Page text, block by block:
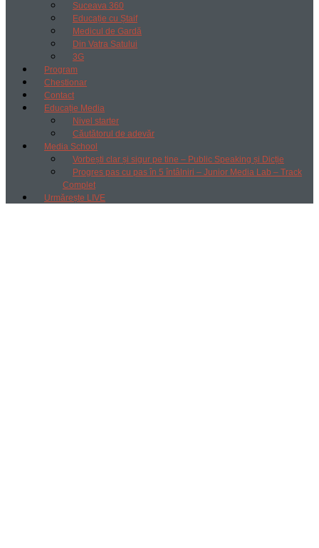
Suceava 360
Educație cu Ștaif
Medicul de Gardă
Din Vatra Satului
3G
Program
Chestionar
Contact
Educație Media
Nivel starter
Căutătorul de adevăr
Media School
Vorbești clar și sigur pe tine – Public Speaking și Dicție
Progres pas cu pas în 5 întâlniri – Junior Media Lab – Track
Complet
Urmărește LIVE